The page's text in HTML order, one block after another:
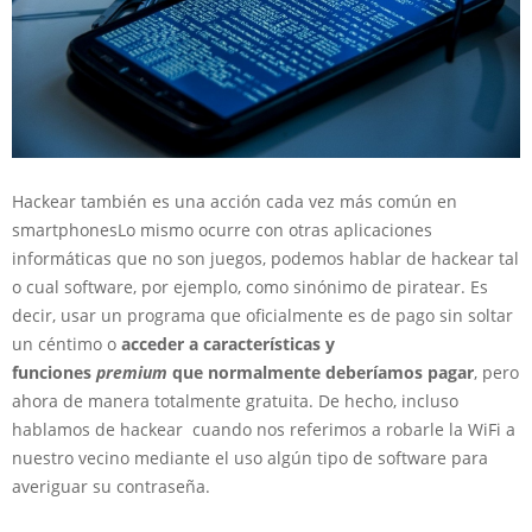
Hackear también es una acción cada vez más común en
smartphonesLo mismo ocurre con otras aplicaciones
informáticas que no son juegos, podemos hablar de hackear tal
o cual software, por ejemplo, como sinónimo de piratear. Es
decir, usar un programa que oficialmente es de pago sin soltar
un céntimo o acceder a características y
funciones premium que normalmente deberíamos pagar, pero
ahora de manera totalmente gratuita. De hecho, incluso
hablamos de hackear cuando nos referimos a robarle la WiFi a
nuestro vecino mediante el uso algún tipo de software para
averiguar su contraseña.